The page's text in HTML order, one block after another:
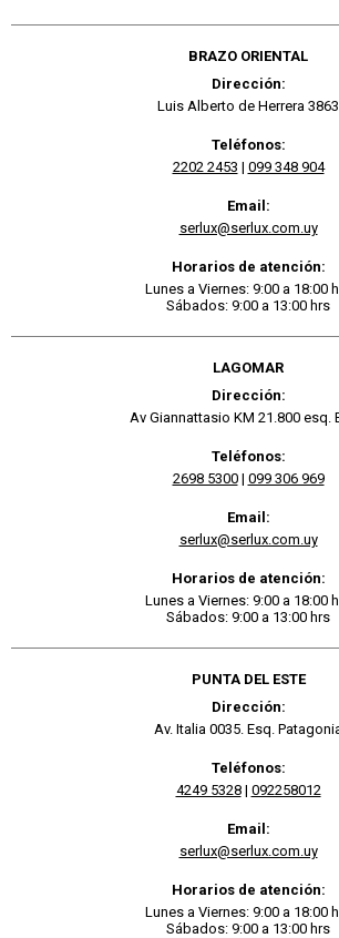
BRAZO ORIENTAL
Dirección:
Luis Alberto de Herrera 3863
Teléfonos:
2202 2453 | 099 348 904
Email:
serlux@serlux.com.uy
Horarios de atención:
Lunes a Viernes: 9:00 a 18:00
Sábados: 9:00 a 13:00 hrs
LAGOMAR
Dirección:
Av Giannattasio KM 21.800 esq.
Teléfonos:
2698 5300| 099 306 969
Email:
serlux@serlux.com.uy
Horarios de atención:
Lunes a Viernes: 9:00 a 18:00
Sábados: 9:00 a 13:00 hrs
PUNTA DEL ESTE
Dirección:
Av. Italia 0035. Esq.
Teléfonos:
4249 5328| 092258012
Email:
serlux@serlux.com.uy
Horarios de atención:
Lunes a Viernes: 9:00 a 18:00
Sábados: 9:00 a 13:00 hrs